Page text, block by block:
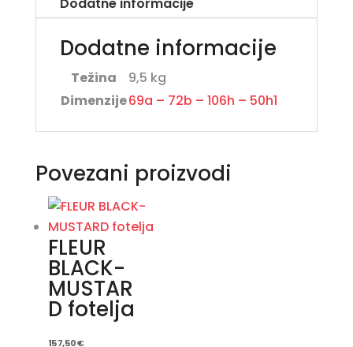
Dodatne informacije
Težina
9,5 kg
Dimenzije69a – 72b – 106h – 50h1
Povezani proizvodi
FLEUR
BLACK-
MUSTAR
D fotelja
157,50€